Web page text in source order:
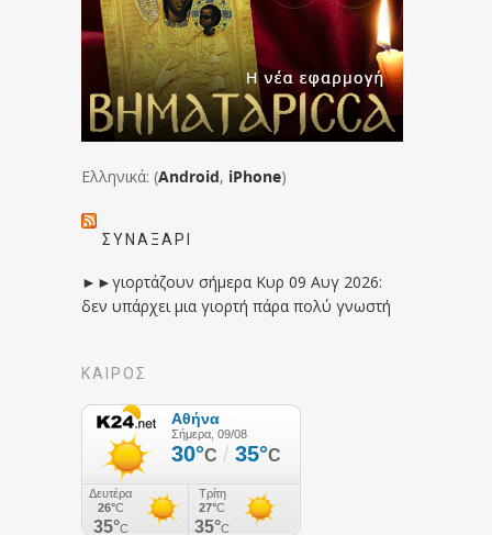
Ελληνικά: (Android, iPhone)
ΣΥΝΑΞΆΡΙ
►►γιορτάζουν σήμερα Κυρ 09 Αυγ 2026:
δεν υπάρχει μια γιορτή πάρα πολύ γνωστή
ΚΑΙΡΟΣ